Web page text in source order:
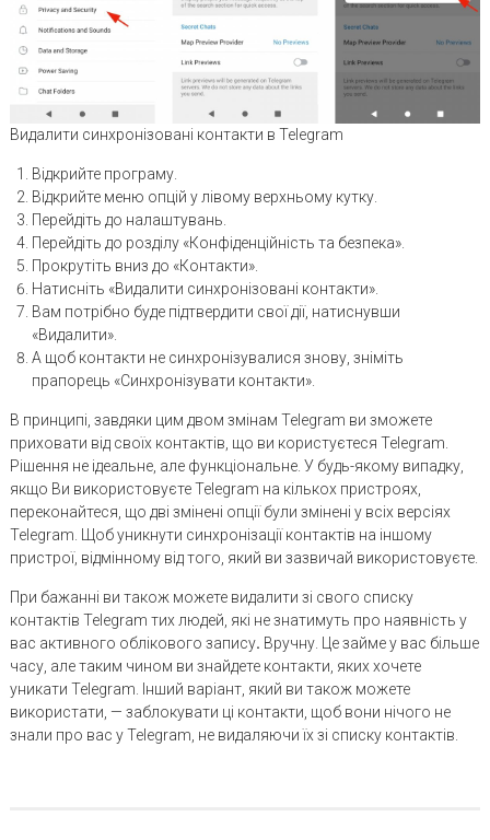
Видалити синхронізовані контакти в Telegram
Відкрийте програму.
Відкрийте меню опцій у лівому верхньому кутку.
Перейдіть до налаштувань.
Перейдіть до розділу «Конфіденційність та безпека».
Прокрутіть вниз до «Контакти».
Натисніть «Видалити синхронізовані контакти».
Вам потрібно буде підтвердити свої дії, натиснувши
«Видалити».
А щоб контакти не синхронізувалися знову, зніміть
прапорець «Синхронізувати контакти».
В принципі, завдяки цим двом змінам Telegram ви зможете
приховати від своїх контактів, що ви користуєтеся Telegram.
Рішення не ідеальне, але функціональне. У будь-якому випадку,
якщо Ви використовуєте Telegram на кількох пристроях,
переконайтеся, що дві змінені опції були змінені у всіх версіях
Telegram. Щоб уникнути синхронізації контактів на іншому
пристрої, відмінному від того, який ви зазвичай використовуєте.
При бажанні ви також можете видалити зі свого списку
контактів Telegram тих людей, які не знатимуть про наявність у
вас активного облікового запису. Вручну. Це займе у вас більше
часу, але таким чином ви знайдете контакти, яких хочете
уникати Telegram. Інший варіант, який ви також можете
використати, — заблокувати ці контакти, щоб вони нічого не
знали про вас у Telegram, не видаляючи їх зі списку контактів.